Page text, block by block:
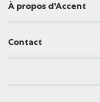
À propos d'Accent
Contact